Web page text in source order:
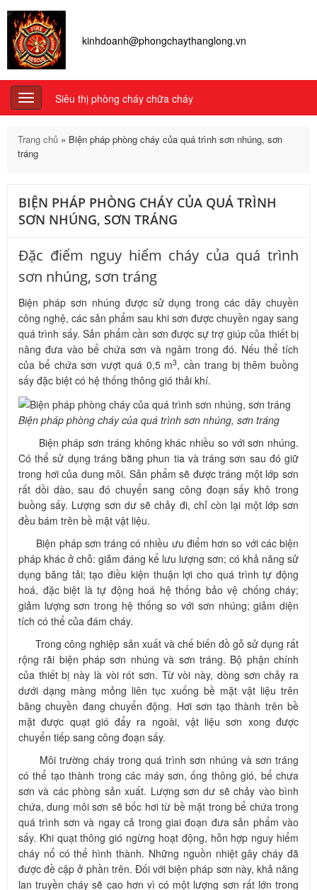
kinhdoanh@phongchaythanglong.vn
Toggle
navigation
Siêu thị phòng cháy chữa cháy
Trang chủ » Biện pháp phòng cháy của quá trình sơn nhúng, sơn
tráng
BIỆN PHÁP PHÒNG CHÁY CỦA QUÁ TRÌNH
SƠN NHÚNG, SƠN TRÁNG
Đặc điểm nguy hiểm cháy của quá trình
sơn nhúng, sơn tráng
Biện pháp sơn nhúng được sử dụng trong các dây chuyền
công nghệ, các sản phẩm sau khi sơn được chuyền ngay sang
quá trình sấy. Sản phẩm cần sơn được sự trợ giúp của thiết bị
nâng đưa vào bể chứa sơn và ngâm trong đó. Nếu thể tích
của bể chứa sơn vượt quá 0,5 m3, cần trang bị thêm buồng
sấy đặc biệt có hệ thống thông gió thải khí.
Biện pháp phòng cháy của quá trình sơn nhúng, sơn tráng
Biện pháp sơn tráng không khác nhiều so với sơn nhúng.
Có thể sử dụng tráng bằng phun tia và tráng sơn sau đó giữ
trong hơi của dung môi. Sản phẩm sẽ được tráng một lớp sơn
rất dồi dào, sau đó chuyển sang công đoạn sấy khô trong
buồng sấy. Lượng sơn dư sẽ chảy đi, chỉ còn lại một lớp sơn
đều bám trên bề mặt vật liệu.
Biện pháp sơn tráng có nhiều ưu điểm hơn so với các biện
pháp khác ở chỗ: giảm đáng kể lưu lượng sơn; có khả năng sử
dụng băng tải; tạo điều kiện thuận lợi cho quá trình tự động
hoá, đặc biệt là tự động hoá hệ thống bảo vệ chống cháy;
giảm lượng sơn trong hệ thống so với sơn nhúng; giảm diện
tích có thể của đám cháy.
Trong công nghiệp sản xuất và chế biến đồ gỗ sử dụng rất
rộng rãi biện pháp sơn nhúng và sơn tráng. Bộ phận chính
của thiết bị này là vòi rót sơn. Từ vòi này, dòng sơn chảy ra
dưới dạng màng mỏng liên tục xuống bề mặt vật liệu trên
băng chuyền đang chuyển động. Hơi sơn tạo thành trên bề
mặt được quạt gió đẩy ra ngoài, vật liệu sơn xong được
chuyển tiếp sang công đoạn sấy.
Môi trường cháy trong quá trình sơn nhúng và sơn tráng
có thể tạo thành trong các máy sơn, ống thông gió, bể chưa
sơn và các phòng sản xuất. Lượng sơn dư sẽ chảy vào bình
chứa, dung môi sơn sẽ bốc hơi từ bề mặt trong bể chứa trong
quá trình sơn và ngay cả trong giai đoạn đưa sản phẩm vào
sấy. Khi quạt thông gió ngừng hoạt động, hỗn hợp nguy hiểm
cháy nổ có thể hình thành. Những nguồn nhiệt gây cháy đã
được đề cập ở phần trên. Đối với biện pháp sơn này, khả năng
lan truyền cháy sẽ cao hơn vì có một lượng sơn rất lớn trong